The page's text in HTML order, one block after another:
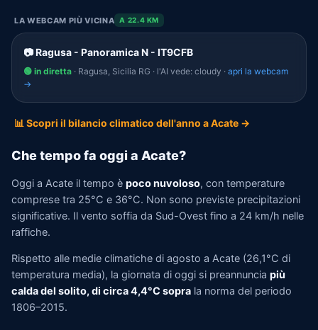
LA WEBCAM PIÙ VICINA A 22.4 KM
📷 Ragusa - Panoramica N - IT9CFB
🟢 in diretta · Ragusa, Sicilia RG · l'AI vede: cloudy · apri la webcam
→
📊 Scopri il bilancio climatico dell'anno a Acate →
Che tempo fa oggi a Acate?
Oggi a Acate il tempo è poco nuvoloso, con temperature
comprese tra 25°C e 36°C. Non sono previste precipitazioni
significative. Il vento soffia da Sud-Ovest fino a 24 km/h nelle
raffiche.
Rispetto alle medie climatiche di agosto a Acate (26,1°C di
temperatura media), la giornata di oggi si preannuncia più
calda del solito, di circa 4,4°C sopra la norma del periodo
1806–2015.